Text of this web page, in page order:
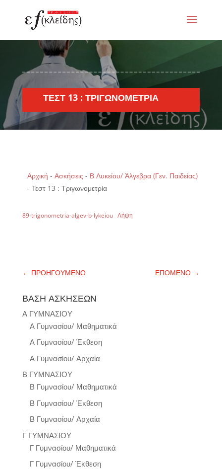
ΤΕΣΤ 13 : ΤΡΙΓΩΝΟΜΕΤΡΊΑ
Αρχική - Ασκήσεις - Β Λυκείου/ Άλγεβρα (Γεν. Παιδείας)
- Τεστ 13 : Τριγωνομετρία
89-trigonometria-algev-b-lykeiou Λήψη
← ΠΡΟΗΓΟΥΜΕΝΟ ΕΠΟΜΕΝΟ →
ΒΑΣΗ ΑΣΚΗΣΕΩΝ
Α ΓΥΜΝΑΣΙΟΥ
Α Γυμνασίου/ Μαθηματικά
Α Γυμνασίου/ Έκθεση
Α Γυμνασίου/ Αρχαία
Β ΓΥΜΝΑΣΙΟΥ
Β Γυμνασίου/ Μαθηματικά
Β Γυμνασίου/ Έκθεση
Β Γυμνασίου/ Αρχαία
Γ ΓΥΜΝΑΣΙΟΥ
Γ Γυμνασίου/ Μαθηματικά
Γ Γυμνασίου/ Έκθεση